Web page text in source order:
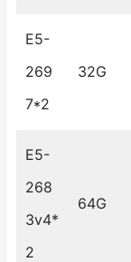
E5-
269
7*2
32G
E5-
268
3v4*
2
64G